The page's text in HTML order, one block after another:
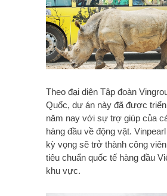
Theo đại diện Tập đoàn
Quốc, dự án này đã được
năm nay với sự trợ giúp của
hàng đầu về động vật.
kỳ vọng sẽ trở thành công
tiêu chuẩn quốc tế hàng đầu
khu vực.